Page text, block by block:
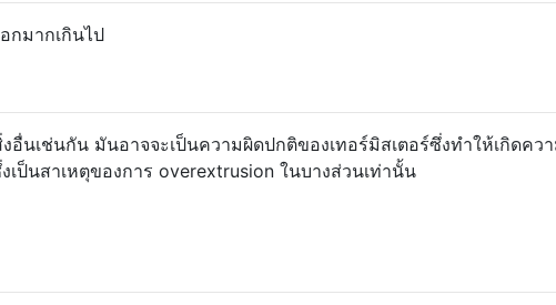
กมากเกินไป
อื่นเช่นกัน มันอาจจะเป็นความผิดปกติของเทอร์มิสเตอร์ซึ่งทำให้เกิดคว
เป็นสาเหตุของการ overextrusion ในบางส่วนเท่านั้น